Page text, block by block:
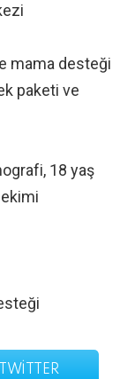
mama desteği
paketi ve
18 yaş
TWITTER